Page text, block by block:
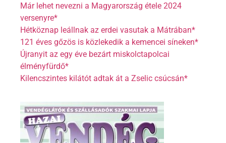
Már lehet nevezni a Magyarország étele 2024
versenyre*
Hétköznap leállnak az erdei vasutak a Mátrában*
121 éves gőzös is közlekedik a kemencei síneken*
Újranyit az egy éve bezárt miskolctapolcai
élményfürdő*
Kilencszintes kilátót adtak át a Zselic csúcsán*